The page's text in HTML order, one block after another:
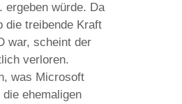
ergeben würde. Da
die treibende Kraft
war, scheint der
verloren.
was Microsoft
ehemaligen